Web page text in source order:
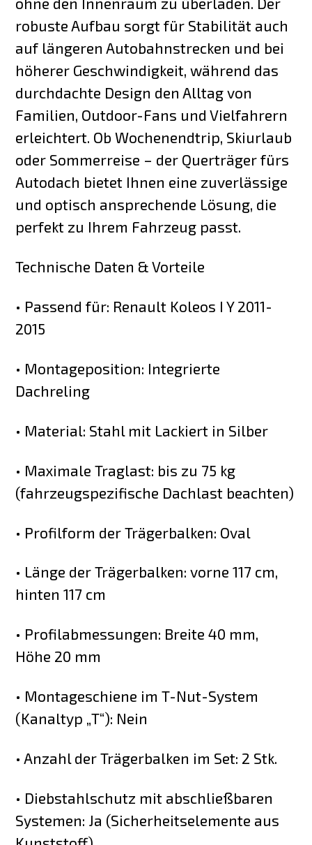
robuste Aufbau sorgt für Stabilität auch
auf längeren Autobahnstrecken und bei
höherer Geschwindigkeit, während das
durchdachte Design den Alltag von
Familien, Outdoor-Fans und Vielfahrern
erleichtert. Ob Wochenendtrip, Skiurlaub
oder Sommerreise – der Querträger fürs
Autodach bietet Ihnen eine zuverlässige
und optisch ansprechende Lösung, die
perfekt zu Ihrem Fahrzeug passt.
Technische Daten & Vorteile
• Passend für: Renault Koleos I Y 2011-
2015
• Montageposition: Integrierte
Dachreling
• Material: Stahl mit Lackiert in Silber
• Maximale Traglast: bis zu 75 kg
(fahrzeugspezifische Dachlast beachten)
• Profilform der Trägerbalken: Oval
• Länge der Trägerbalken: vorne 117 cm,
hinten 117 cm
• Profilabmessungen: Breite 40 mm,
Höhe 20 mm
• Montageschiene im T-Nut-System
(Kanaltyp „T“): Nein
• Anzahl der Trägerbalken im Set: 2 Stk.
• Diebstahlschutz mit abschließbaren
Systemen: Ja (Sicherheitselemente aus